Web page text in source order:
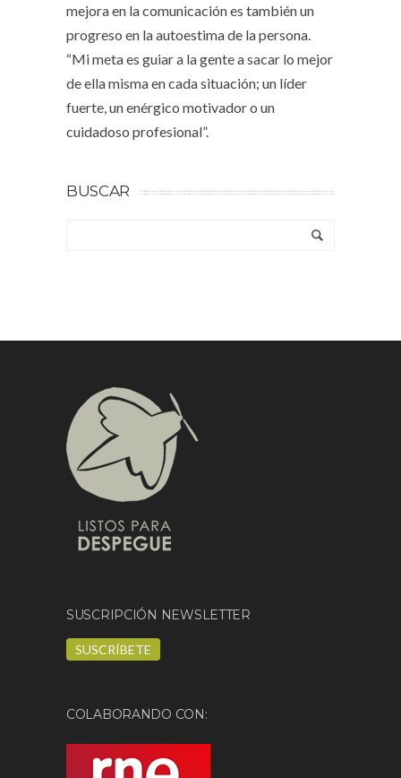
mejora en la comunicación es también un
progreso en la autoestima de la persona.
“Mi meta es guiar a la gente a sacar lo mejor
de ella misma en cada situación; un líder
fuerte, un enérgico motivador o un
cuidadoso profesional”.
BUSCAR
SUSCRIPCIÓN NEWSLETTER
SUSCRÍBETE
COLABORANDO CON: